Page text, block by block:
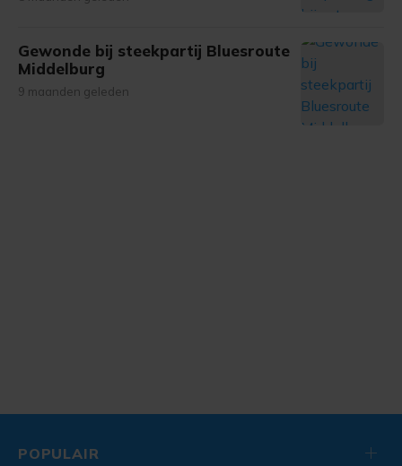
Gewonde bij steekpartij Bluesroute
Middelburg
9 maanden geleden
POPULAIR